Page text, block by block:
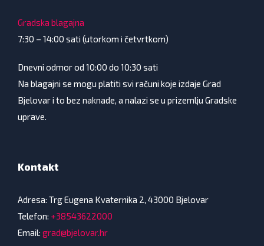
Gradska blagajna
7:30 – 14:00 sati (utorkom i četvrtkom)
Dnevni odmor od 10:00 do 10:30 sati
Na blagajni se mogu platiti svi računi koje izdaje Grad
Bjelovar i to bez naknade, a nalazi se u prizemlju Gradske
uprave.
Kontakt
Adresa: Trg Eugena Kvaternika 2, 43000 Bjelovar
Telefon: +38543622000
Email: grad@bjelovar.hr